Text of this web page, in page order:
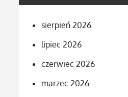
sierpień 2026
lipiec 2026
czerwiec 2026
marzec 2026